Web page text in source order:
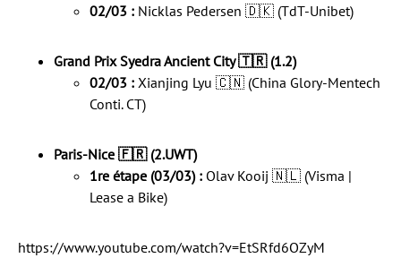
02/03 : Nicklas Pedersen 🇩🇰 (TdT-Unibet)
Grand Prix Syedra Ancient City 🇹🇷 (1.2)
02/03 : Xianjing Lyu 🇨🇳 (China Glory-Mentech
Conti. CT)
Paris-Nice 🇫🇷 (2.UWT)
1re étape (03/03) : Olav Kooij 🇳🇱 (Visma |
Lease a Bike)
https://www.youtube.com/watch?v=EtSRfd6OZyM